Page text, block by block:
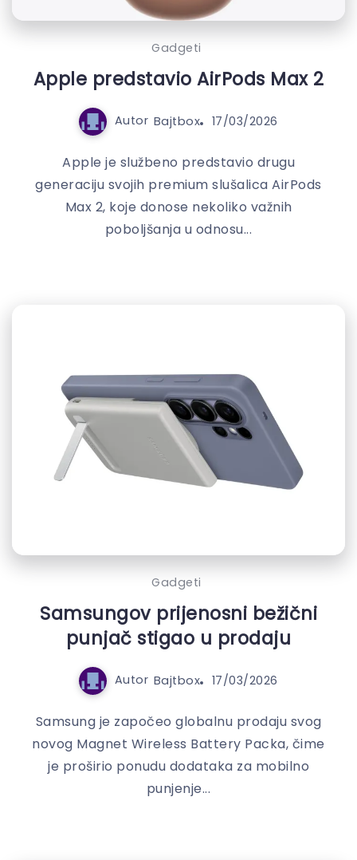
Gadgeti
Apple predstavio AirPods Max 2
Autor Bajtbox 17/03/2026
Apple je službeno predstavio drugu
generaciju svojih premium slušalica AirPods
Max 2, koje donose nekoliko važnih
poboljšanja u odnosu...
Gadgeti
Samsungov prijenosni bežični
punjač stigao u prodaju
Autor Bajtbox 17/03/2026
Samsung je započeo globalnu prodaju svog
novog Magnet Wireless Battery Packa, čime
je proširio ponudu dodataka za mobilno
punjenje...